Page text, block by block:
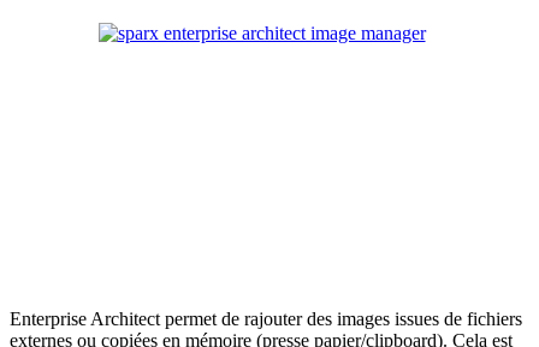
Enterprise Architect permet de rajouter des images issues de fichiers
externes ou copiées en mémoire (presse papier/clipboard). Cela est